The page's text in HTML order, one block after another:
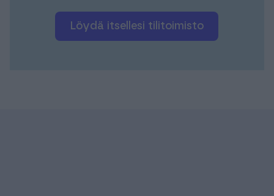
Löydä itsellesi tilitoimisto